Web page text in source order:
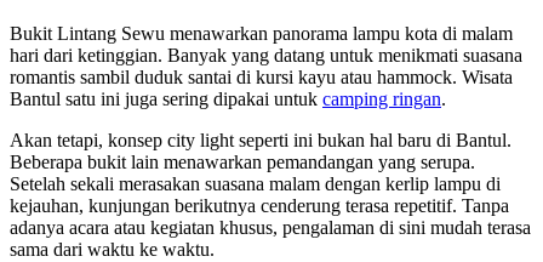
Bukit Lintang Sewu menawarkan panorama lampu kota di malam
hari dari ketinggian. Banyak yang datang untuk menikmati suasana
romantis sambil duduk santai di kursi kayu atau hammock. Wisata
Bantul satu ini juga sering dipakai untuk camping ringan.
Akan tetapi, konsep city light seperti ini bukan hal baru di Bantul.
Beberapa bukit lain menawarkan pemandangan yang serupa.
Setelah sekali merasakan suasana malam dengan kerlip lampu di
kejauhan, kunjungan berikutnya cenderung terasa repetitif. Tanpa
adanya acara atau kegiatan khusus, pengalaman di sini mudah terasa
sama dari waktu ke waktu.